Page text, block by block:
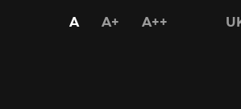
AUSTAW
A+ USTAW
A++